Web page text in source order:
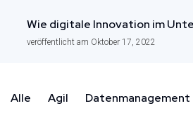
Wie digitale Innovation im
veröffentlicht am Oktober 17, 2022
Alle Agil Datenmanagement